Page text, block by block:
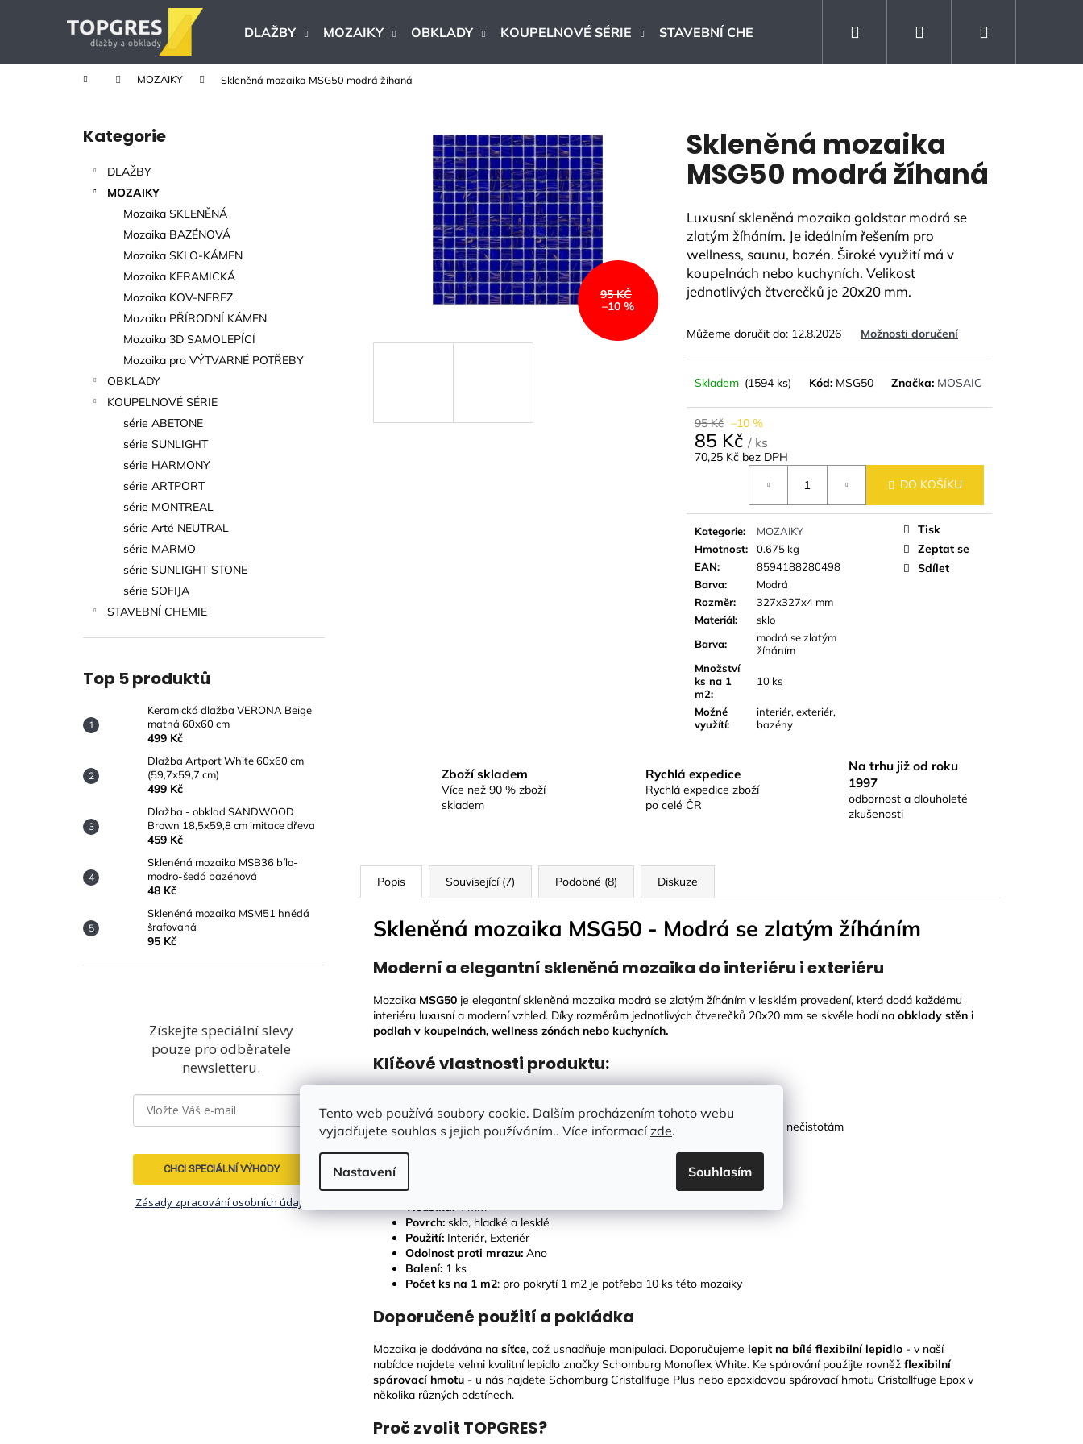
Tento web používá soubory cookie. Dalším procházením tohoto webu
vyjadřujete souhlas s jejich používáním.. Více informacízde.
Nastavení Souhlasím
DLAŽBY MOZAIKY OBKLADY KOUPELNOVÉ SÉRIE STAVEBNÍ CHEMIE Kontakt Prodejna Přihlášení
Domů MOZAIKY Skleněná mozaika MSG50 modrá žíhaná
Přeskočit
kategorie
Kategorie
DLAŽBY
MOZAIKY
Mozaika SKLENĚNÁ
Mozaika BAZÉNOVÁ
Mozaika SKLO-KÁMEN
Mozaika KERAMICKÁ
Mozaika KOV-NEREZ
Mozaika PŘÍRODNÍ KÁMEN
Mozaika 3D SAMOLEPÍCÍ
Mozaika pro VÝTVARNÉ POTŘEBY
OBKLADY
KOUPELNOVÉ SÉRIE
série ABETONE
série SUNLIGHT
série HARMONY
série ARTPORT
série MONTREAL
série Arté NEUTRAL
série MARMO
série SUNLIGHT STONE
série SOFIJA
STAVEBNÍ CHEMIE
Top 5 produktů
Keramická dlažba VERONA Beige
matná 60x60 cm
499 Kč
Dlažba Artport White 60x60 cm
(59,7x59,7 cm)
499 Kč
Dlažba - obklad SANDWOOD
Brown 18,5x59,8 cm imitace dřeva
459 Kč
Skleněná mozaika MSB36 bílo-
modro-šedá bazénová
48 Kč
Skleněná mozaika MSM51 hnědá
šrafovaná
95 Kč
Získejte speciální slevy
pouze pro odběratele
newsletteru.
CHCI SPECIÁLNÍ VÝHODY
Zásady zpracování osobních údajů
Skleněná mozaika
MSG50 modrá žíhaná
Luxusní skleněná mozaika goldstar modrá se
zlatým žíháním. Je ideálním řešením pro
wellness, saunu, bazén. Široké využití má v
koupelnách nebo kuchyních. Velikost
jednotlivých čtverečků je 20x20 mm.
Můžeme doručit do: 12.8.2026 Možnosti doručení
Skladem (1594 ks) Kód: MSG50 Značka: MOSAIC
95 Kč –10 %
85 Kč / ks
70,25 Kč bez DPH
DO KOŠÍKU
Kategorie:
MOZAIKY
Hmotnost:
0.675 kg
EAN:
8594188280498
Barva:
Modrá
Rozměr:
327x327x4 mm
Materiál:
sklo
Barva:
modrá se zlatým
žíháním
Množství
ks na 1
m2:
10 ks
Možné
využítí:
interiér, exteriér,
bazény
Tisk
Zeptat se
Sdílet
95 KČ
–10 %
Zboží skladem
Více než 90 % zboží
skladem
Rychlá expedice
Rychlá expedice zboží
po celé ČR
Na trhu již od roku
1997
odbornost a dlouholeté
zkušenosti
Popis Související (7) Podobné (8) Diskuze
Skleněná mozaika MSG50 - Modrá se zlatým žíháním
Moderní a elegantní skleněná mozaika do interiéru i exteriéru
Mozaika MSG50 je elegantní skleněná mozaika modrá se zlatým žíháním v lesklém provedení, která dodá každému
interiéru luxusní a moderní vzhled. Díky rozměrům jednotlivých čtverečků 20x20 mm se skvěle hodí na obklady stěn i
podlah v koupelnách, wellness zónách nebo kuchyních.
Klíčové vlastnosti produktu:
Mrazuvzdornost
Snadná údržba – díky skleněnému povrchu se snadno čistí a odolává vlhkosti a nečistotám
Technické parametry:
Rozměry plata:
× 327 mm
Povrch: sklo, hladké a lesklé
Použití: Interiér, Exteriér
Odolnost proti mrazu: Ano
Balení: 1 ks
Počet ks na 1 m2: pro pokrytí 1 m2 je potřeba 10 ks této mozaiky
Doporučené použití a pokládka
Mozaika je dodávána na síťce, což usnadňuje manipulaci. Doporučujeme lepit na bílé flexibilní lepidlo - v naší
nabídce najdete velmi kvalitní lepidlo značky Schomburg Monoflex White. Ke spárování použijte rovněž flexibilní
spárovací hmotu - u nás najdete Schomburg Cristallfuge Plus nebo epoxidovou spárovací hmotu Cristallfuge Epox v
několika různých odstínech.
Proč zvolit TOPGRES?
í
Zpět
do
Zpět
do
Co potřebujete najít?
HLEDAT
Doporučujeme
KERAMICKÁ DLAŽBA VERONA BEIGE
MATNÁ 60X60 CM
499 Kč
BROWN 18,5X59,8 CM IMITACE